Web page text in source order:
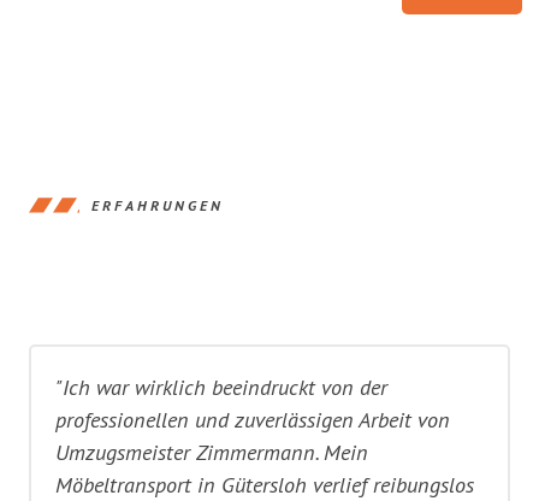
ERFAHRUNGEN
"Ich war wirklich beeindruckt von der
professionellen und zuverlässigen Arbeit von
Umzugsmeister Zimmermann. Mein
Möbeltransport in Gütersloh verlief reibungslos